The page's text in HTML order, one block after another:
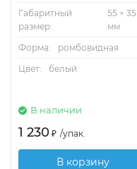
Габаритный
размер:
55 × 35
мм
Форма:
ромбовидная
Цвет:
белый
В наличии
1 230 ₽ /упак.
В корзину